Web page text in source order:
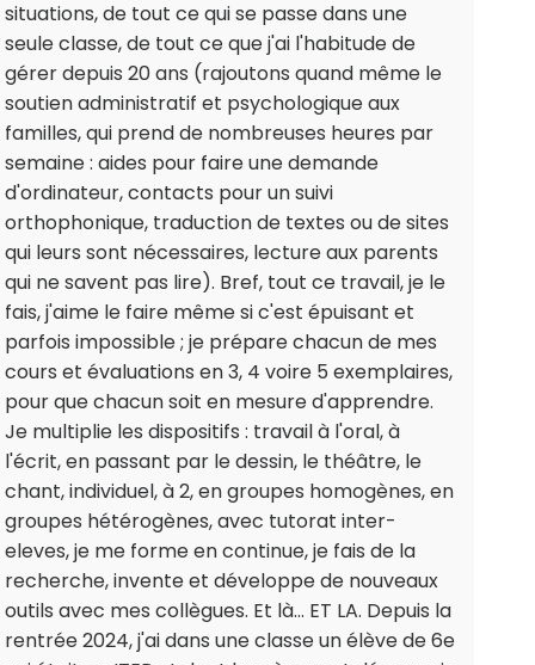
situations, de tout ce qui se passe dans une
seule classe, de tout ce que j'ai l'habitude de
gérer depuis 20 ans (rajoutons quand même le
soutien administratif et psychologique aux
familles, qui prend de nombreuses heures par
semaine : aides pour faire une demande
d'ordinateur, contacts pour un suivi
orthophonique, traduction de textes ou de sites
qui leurs sont nécessaires, lecture aux parents
qui ne savent pas lire). Bref, tout ce travail, je le
fais, j'aime le faire même si c'est épuisant et
parfois impossible ; je prépare chacun de mes
cours et évaluations en 3, 4 voire 5 exemplaires,
pour que chacun soit en mesure d'apprendre.
Je multiplie les dispositifs : travail à l'oral, à
l'écrit, en passant par le dessin, le théâtre, le
chant, individuel, à 2, en groupes homogènes, en
groupes hétérogènes, avec tutorat inter-
eleves, je me forme en continue, je fais de la
recherche, invente et développe de nouveaux
outils avec mes collègues. Et là... ET LA. Depuis la
rentrée 2024, j'ai dans une classe un élève de 6e